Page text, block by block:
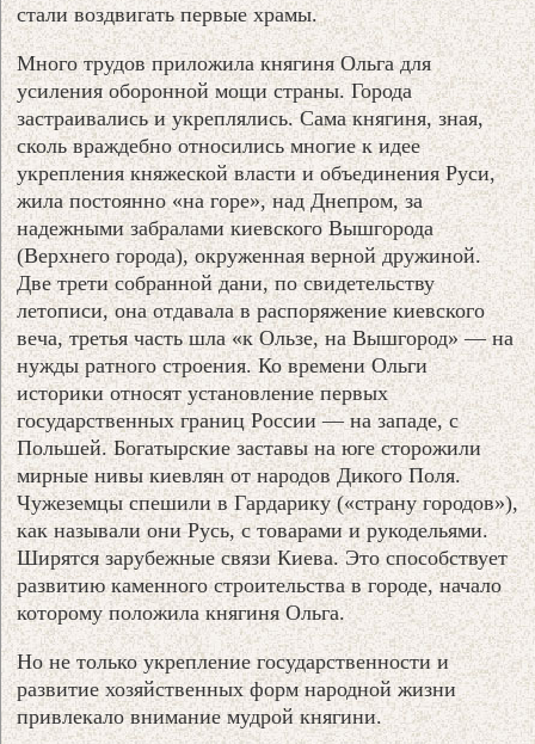
стали воздвигать первые храмы.
Много трудов приложила княгиня Ольга для
усиления оборонной мощи страны. Города
застраивались и укреплялись. Сама княгиня, зная,
сколь враждебно относились многие к идее
укрепления княжеской власти и объединения Руси,
жила постоянно «на горе», над Днепром, за
надежными забралами киевского Вышгорода
(Верхнего города), окруженная верной дружиной.
Две трети собранной дани, по свидетельству
летописи, она отдавала в распоряжение киевского
веча, третья часть шла «к Ользе, на Вышгород» — на
нужды ратного строения. Ко времени Ольги
историки относят установление первых
государственных границ России — на западе, с
Польшей. Богатырские заставы на юге сторожили
мирные нивы киевлян от народов Дикого Поля.
Чужеземцы спешили в Гардарику («страну городов»),
как называли они Русь, с товарами и рукодельями.
Ширятся зарубежные связи Киева. Это способствует
развитию каменного строительства в городе, начало
которому положила княгиня Ольга.
Но не только укрепление государственности и
развитие хозяйственных форм народной жизни
привлекало внимание мудрой княгини.